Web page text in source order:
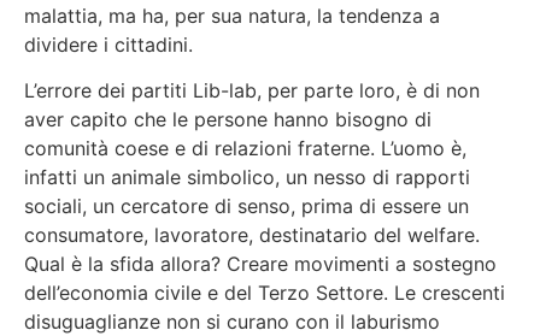
malattia, ma ha, per sua natura, la tendenza a
dividere i cittadini.
L’errore dei partiti Lib-lab, per parte loro, è di non
aver capito che le persone hanno bisogno di
comunità coese e di relazioni fraterne. L’uomo è,
infatti un animale simbolico, un nesso di rapporti
sociali, un cercatore di senso, prima di essere un
consumatore, lavoratore, destinatario del welfare.
Qual è la sfida allora? Creare movimenti a sostegno
dell’economia civile e del Terzo Settore. Le crescenti
disuguaglianze non si curano con il laburismo